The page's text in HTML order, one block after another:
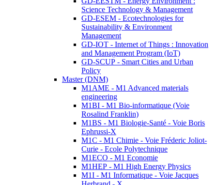
Science Technology & Management
GD-ESEM - Ecotechnologies for
Sustainability & Environment
Management
GD-IOT - Internet of Things : Innovation
and Management Program (IoT)
GD-SCUP - Smart Cities and Urban
Policy
Master (DNM)
M1AME - M1 Advanced materials
engineering
M1BI - M1 Bio-informatique (Voie
Rosalind Franklin)
M1BS - M1 Biologie-Santé - Voie Boris
Ephrussi-X
M1C - M1 Chimie - Voie Fréderic Joliot-
Curie - Ecole Polytechnique
M1ECO - M1 Economie
M1HEP - M1 High Energy Physics
M1I - M1 Informatique - Voie Jacques